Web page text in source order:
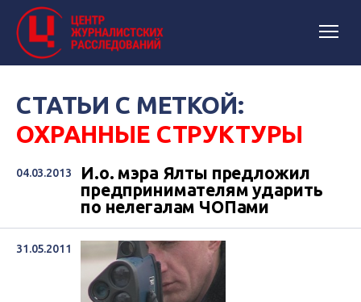
СТАТЬИ С МЕТКОЙ:
ОХРАННЫЕ СТРУКТУРЫ
04.03.2013
И.о. мэра Ялты предложил
предпринимателям ударить
по нелегалам ЧОПами
31.05.2011